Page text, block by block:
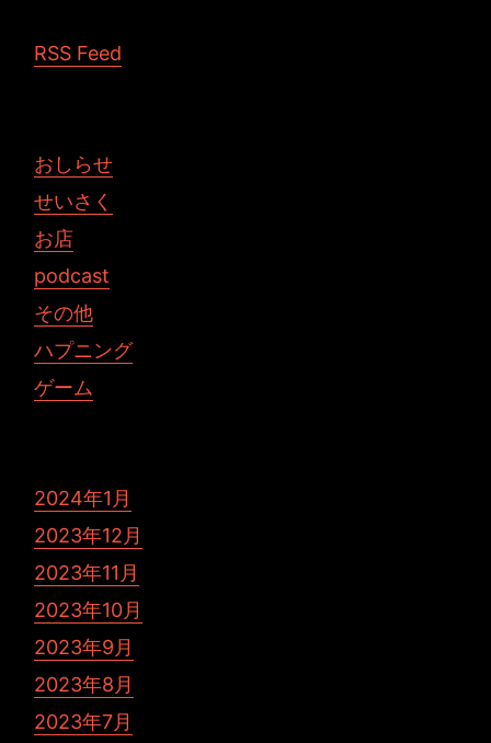
RSS Feed
おしらせ
せいさく
お店
podcast
その他
ハプニング
ゲーム
2024年1月
2023年12月
2023年11月
2023年10月
2023年9月
2023年8月
2023年7月